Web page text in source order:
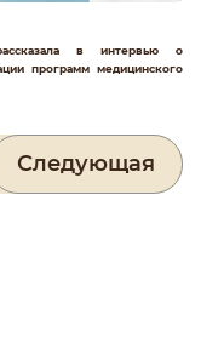
в интервью о
программ медицинского
Следующая